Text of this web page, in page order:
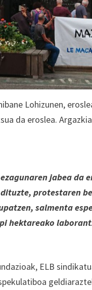
Lohizunen,
da eroslea.
jabea
protestaren
salmenta
hektareako
ELB